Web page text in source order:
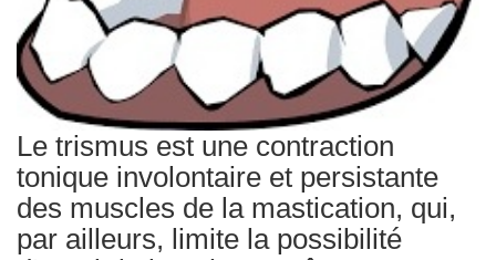
Le trismus est une contraction
tonique involontaire et persistante
des muscles de la mastication, qui,
par ailleurs, limite la possibilité